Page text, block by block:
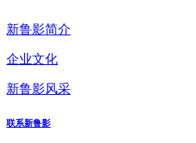
新鲁影简介
企业文化
新鲁影风采
联系新鲁影